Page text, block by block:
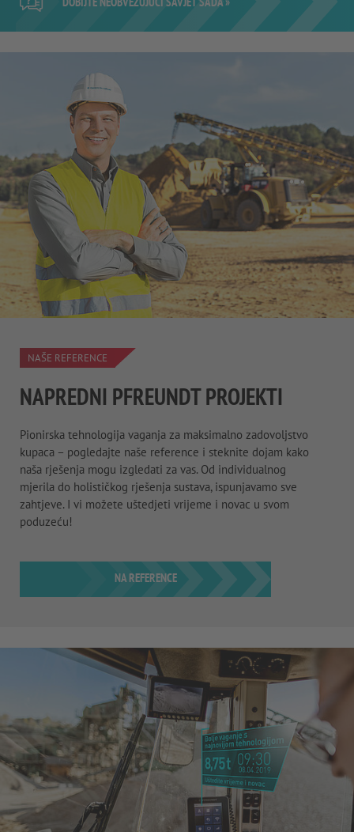
NAŠE REFERENCE
NAPREDNI PFREUNDT PROJEKTI
Pionirska tehnologija vaganja za maksimalno zadovoljstvo
kupaca – pogledajte naše reference i steknite dojam kako
naša rješenja mogu izgledati za vas. Od individualnog
mjerila do holističkog rješenja sustava, ispunjavamo sve
zahtjeve. I vi možete uštedjeti vrijeme i novac u svom
poduzeću!
NA REFERENCE